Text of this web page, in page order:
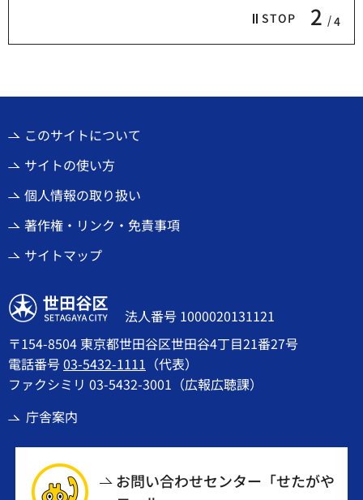
STOP 2 4
このサイトについて
サイトの使い方
個人情報の取り扱い
著作権・リンク・免責事項
サイトマップ
世田谷区
法人番号 1000020131121
〒154-8504 東京都世田谷区世田谷4丁目21番27号
電話番号03-5432-1111 （代表）
ファクシミリ 03-5432-3001（広報広聴課）
庁舎案内
お問い合わせセンター「せたがや